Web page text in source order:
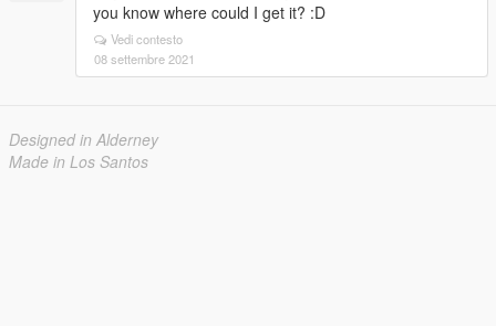
you know where could I get it? :D
Vedi contesto
08 settembre 2021
Designed in Alderney
Made in Los Santos